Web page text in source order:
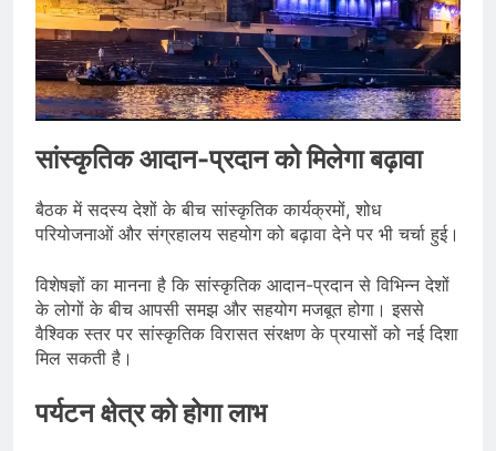
सांस्कृतिक आदान-प्रदान को मिलेगा बढ़ावा
बैठक में सदस्य देशों के बीच सांस्कृतिक कार्यक्रमों, शोध
परियोजनाओं और संग्रहालय सहयोग को बढ़ावा देने पर भी चर्चा हुई।
विशेषज्ञों का मानना है कि सांस्कृतिक आदान-प्रदान से विभिन्न देशों
के लोगों के बीच आपसी समझ और सहयोग मजबूत होगा। इससे
वैश्विक स्तर पर सांस्कृतिक विरासत संरक्षण के प्रयासों को नई दिशा
मिल सकती है।
पर्यटन क्षेत्र को होगा लाभ